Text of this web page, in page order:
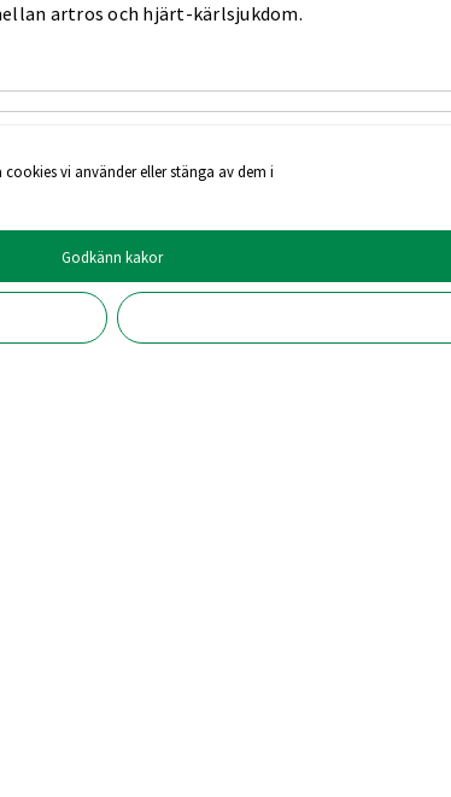
artros och hjärt-kärlsjukdom.
vi använder eller stänga av dem i
Godkänn kakor